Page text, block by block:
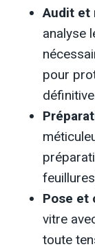
Audit et
analyse
pour
Pose et
vitre
toute